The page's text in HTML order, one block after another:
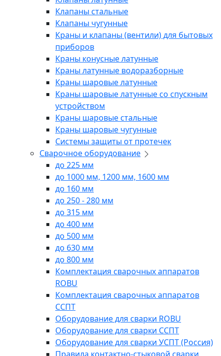
Клапаны стальные
Клапаны чугунные
Краны и клапаны (вентили) для бытовых
приборов
Краны конусные латунные
Краны латунные водоразборные
Краны шаровые латунные
Краны шаровые латунные со спускным
устройством
Краны шаровые стальные
Краны шаровые чугунные
Системы защиты от протечек
Сварочное оборудование
до 225 мм
до 1000 мм, 1200 мм, 1600 мм
до 160 мм
до 250 - 280 мм
до 315 мм
до 400 мм
до 500 мм
до 630 мм
до 800 мм
Комплектация сварочных аппаратов
ROBU
Комплектация сварочных аппаратов
ССПТ
Оборудование для сварки ROBU
Оборудование для сварки ССПТ
Оборудование для сварки УСПТ (Россия)